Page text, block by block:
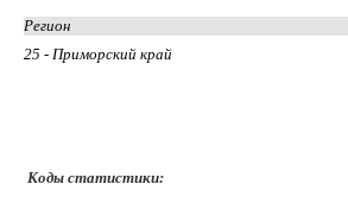
Регион
25 - Приморский край
Коды статистики: